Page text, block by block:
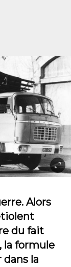
Alors
du fait
la formule
la